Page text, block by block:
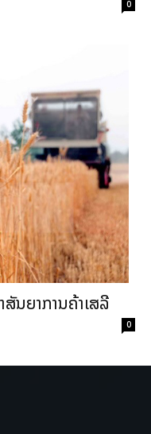
0
ນຍາການຄ້າເສລີ
0